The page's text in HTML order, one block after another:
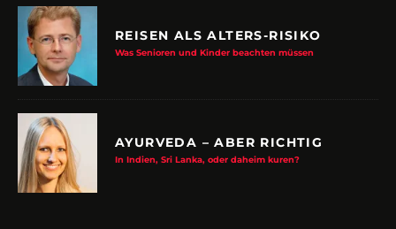
REISEN ALS ALTERS-RISIKO
Was Senioren und Kinder beachten müssen
AYURVEDA – ABER RICHTIG
In Indien, Sri Lanka, oder daheim kuren?